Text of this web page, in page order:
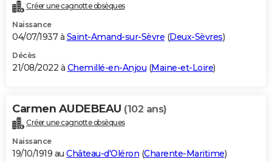
Créer une cagnotte obsèques
Naissance
04/07/1937 à Saint-Amand-sur-Sèvre (Deux-Sèvres)
Décès
21/08/2022 à Chemillé-en-Anjou (Maine-et-Loire)
Carmen AUDEBEAU (102 ans)
Créer une cagnotte obsèques
Naissance
19/10/1919 au Château-d'Oléron (Charente-Maritime)